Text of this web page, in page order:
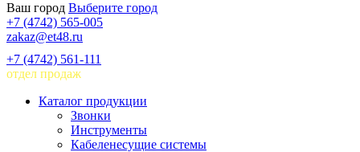
Ваш город Выберите город
+7 (4742) 565-005
zakaz@et48.ru
+7 (4742) 561-111
отдел продаж
Каталог продукции
Звонки
Инструменты
Кабеленесущие системы